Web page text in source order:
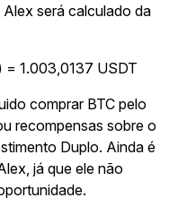
será calculado da
1.003,0137 USDT
comprar BTC pelo
recompensas sobre o
Duplo. Ainda é
já que ele não